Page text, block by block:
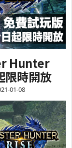
Hunter
限時開放
01-08